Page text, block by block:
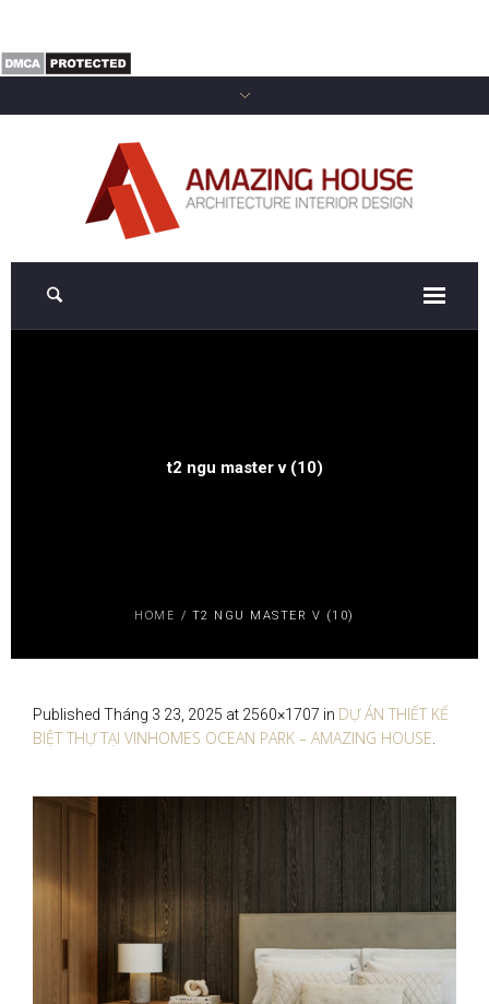
t2 ngu master v (10)
HOME / T2 NGU MASTER V (10)
Published Tháng 3 23, 2025 at 2560×1707 in DỰ ÁN THIẾT KẾ
BIỆT THỰ TẠI VINHOMES OCEAN PARK – AMAZING HOUSE.